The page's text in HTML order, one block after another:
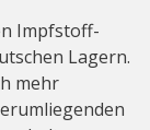
Impfstoff-
Lagern.
mehr